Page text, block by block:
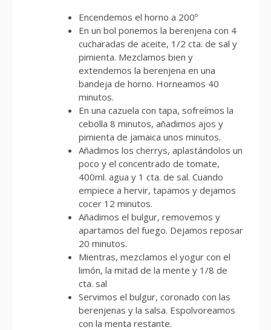
Encendemos el horno a 200º
En un bol ponemos la berenjena con 4
cucharadas de aceite, 1/2 cta. de sal y
pimienta. Mezclamos bien y
extendemos la berenjena en una
bandeja de horno. Horneamos 40
minutos.
En una cazuela con tapa, sofreímos la
cebolla 8 minutos, añadimos ajos y
pimienta de jamaica unos minutos.
Añadimos los cherrys, aplastándolos un
poco y el concentrado de tomate,
400ml. agua y 1 cta. de sal. Cuando
empiece a hervir, tapamos y dejamos
cocer 12 minutos.
Añadimos el bulgur, removemos y
apartamos del fuego. Dejamos reposar
20 minutos.
Mientras, mezclamos el yogur con el
limón, la mitad de la mente y 1/8 de
cta. sal
Servimos el bulgur, coronado con las
berenjenas y la salsa. Espolvoreamos
con la menta restante.